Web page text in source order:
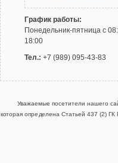
График работы:
Понедельник-пятница с
18:00
Тел.: +7 (989) 095-43-83
Уважаемые посетители нашего
которая определена Статьей 437 (2)